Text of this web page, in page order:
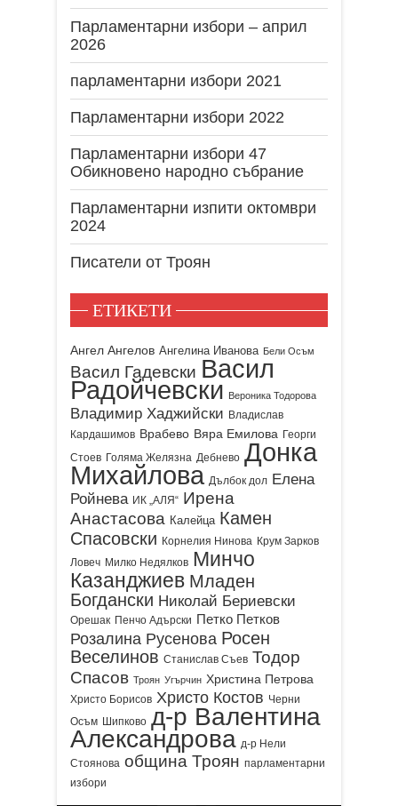
Парламентарни избори – април
2026
парламентарни избори 2021
Парламентарни избори 2022
Парламентарни избори 47
Обикновено народно събрание
Парламентарни изпити октомври
2024
Писатели от Троян
ЕТИКЕТИ
Ангел Ангелов Ангелина Иванова Бели Осъм
Васил Гадевски Васил
Радойчевски Вероника Тодорова
Владимир Хаджийски Владислав
Кардашимов Врабево Вяра Емилова Георги
Стоев Голяма Желязна Дебнево Донка
Михайлова Дълбок дол Елена
Ройнева ИК „АЛЯ“ Ирена
Анастасова Калейца Камен
Спасовски Корнелия Нинова Крум Зарков
Ловеч Милко Недялков Минчо
Казанджиев Младен
Богдански Николай Бериевски
Орешак Пенчо Адърски Петко Петков
Розалина Русенова Росен
Веселинов Станислав Съев Тодор
Спасов Троян Угърчин Христина Петрова
Христо Борисов Христо Костов Черни
Осъм
Шипково д-р Валентина
Александрова д-р Нели
Стоянова община Троян парламентарни
избори